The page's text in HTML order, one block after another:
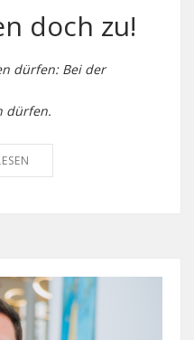
doch zu!
dürfen: Bei der
dürfen.